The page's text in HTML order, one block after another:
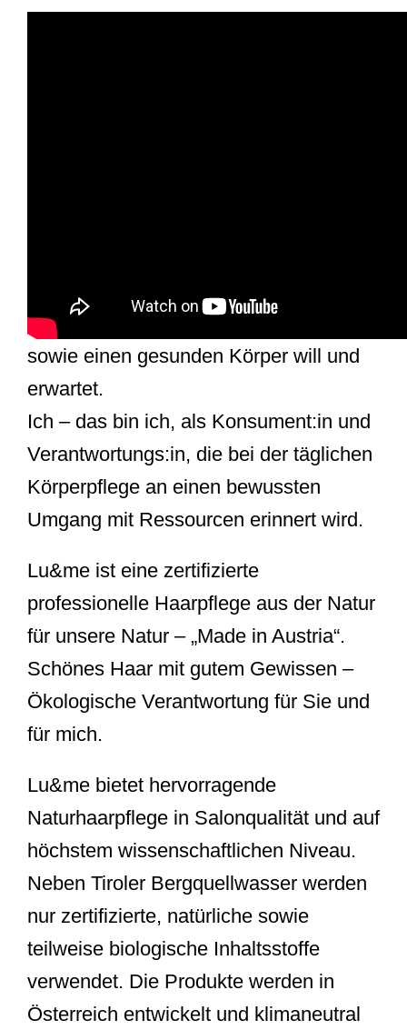
einen intakten und gesunden Planeten
sowie einen gesunden Körper will und
erwartet.
Ich – das bin ich, als Konsument:in und
Verantwortungs:in, die bei der täglichen
Körperpflege an einen bewussten
Umgang mit Ressourcen erinnert wird.
Lu&me ist eine zertifizierte
professionelle Haarpflege aus der Natur
für unsere Natur – „Made in Austria“.
Schönes Haar mit gutem Gewissen –
Ökologische Verantwortung für Sie und
für mich.
Lu&me bietet hervorragende
Naturhaarpflege in Salonqualität und auf
höchstem wissenschaftlichen Niveau.
Neben Tiroler Bergquellwasser werden
nur zertifizierte, natürliche sowie
teilweise biologische Inhaltsstoffe
verwendet. Die Produkte werden in
Österreich entwickelt und klimaneutral